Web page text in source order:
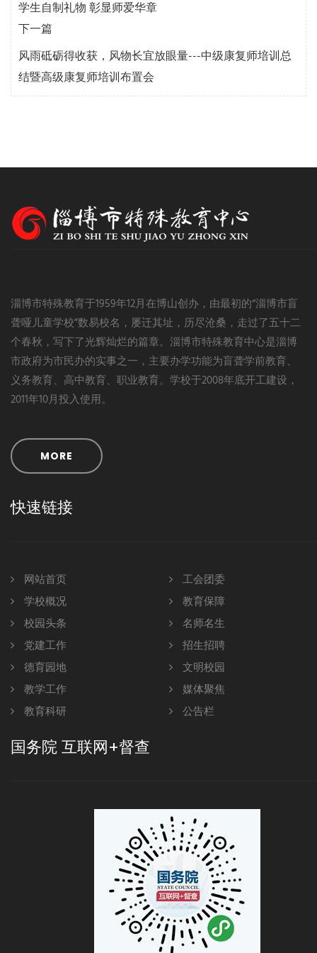
学生自制礼物 彰显师爱华章
下一篇
风雨砥砺得收获，风物长宜放眼量---中级康复师培训总
结暨高级康复师培训布置会
淄博市特殊教育于1959年12月在博山创办，由最初的“淄博市盲
聋哑儿童学校”数易校名，屡迁其址，历尽沧桑，走过了五十二
个春秋，写下了光辉灿烂的篇章。淄博市特殊教育中心是淄博
市政府为市民办的实事之一，主要办学功能为盲聋学前教育、
义务教育、高中教育、职业教育。学校于2008年底开工建设，
2011年10月投入使用。
MORE
快速链接
网站首页
学校概况
校园头条
党建工作
德育园地
教学工作
教育科研
工会团委
教育保障
名师名生
招生招聘
文明校园
媒体聚焦
公告栏
国务院 互联网+督查